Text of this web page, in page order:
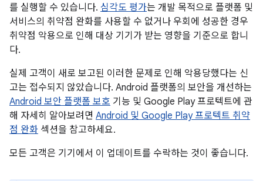
를 실행할 수 있습니다. 심각도 평가는 개발 목적으로 플랫폼 및
서비스의 취약점 완화를 사용할 수 없거나 우회에 성공한 경우
취약점 악용으로 인해 대상 기기가 받는 영향을 기준으로 합니
다.
실제 고객이 새로 보고된 이러한 문제로 인해 악용당했다는 신
고는 접수되지 않았습니다. Android 플랫폼의 보안을 개선하는
Android 보안 플랫폼 보호 기능 및 Google Play 프로텍트에 관
해 자세히 알아보려면 Android 및 Google Play 프로텍트 취약
점 완화 섹션을 참고하세요.
모든 고객은 기기에서 이 업데이트를 수락하는 것이 좋습니다.